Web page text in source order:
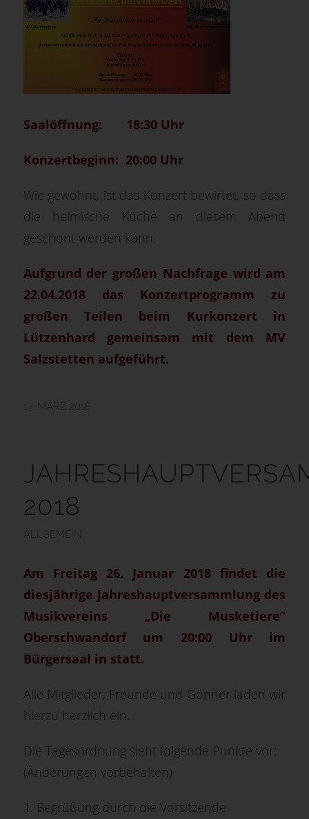
Saalöffnung: 18:30 Uhr
Konzertbeginn: 20:00 Uhr
Wie gewohnt, ist das Konzert bewirtet, so dass
die heimische Küche an diesem Abend
geschont werden kann.
Aufgrund der großen Nachfrage wird am
22.04.2018 das Konzertprogramm zu
großen Teilen beim Kurkonzert in
Lützenhard gemeinsam mit dem MV
Salzstetten aufgeführt.
17. MÄRZ 2018
2018
Am Freitag 26. Januar 2018 findet die
diesjährige Jahreshauptversammlung des
Musikvereins „Die Musketiere“
Oberschwandorf um 20:00 Uhr im
Bürgersaal in statt.
Alle Mitglieder, Freunde und Gönner laden wir
hierzu herzlich ein.
Die Tagesordnung sieht folgende Punkte vor:
(Änderungen vorbehalten)
1. Begrüßung durch die Vorsitzende